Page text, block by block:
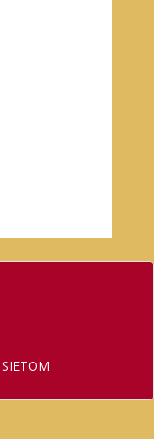
SIETOM